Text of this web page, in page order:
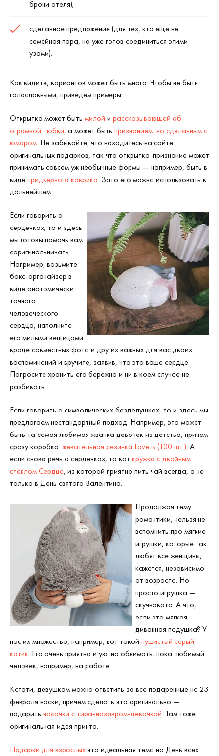
брони отеля);
сделанное предложение (для тех, кто еще не
семейная пара, но уже готов соединиться этими
узами).
Как видите, вариантов может быть много. Чтобы не быть
голословными, приведем примеры.
Открытка может быть милой и рассказывающей об
огромной любви, а может быть признанием, но сделанным с
юмором. Не забывайте, что находитесь на сайте
оригинальных подарков, так что открытка-признание может
принимать совсем уж необычные формы — например, быть в
видепридверного коврика. Зато его можно использовать в
дальнейшем.
Если говорить о
сердечках, то и здесь
мы готовы помочь вам
соригинальничать.
Например, возьмите
бокс-органайзер в
виде анатомически
точного
человеческого
сердца, наполните
его милыми вещицами
вроде совместных фото и других важных для вас двоих
воспоминаний и вручите, заявив, что это ваше сердце.
Попросите хранить его бережно и ни в коем случае не
разбивать.
Если говорить о символических безделушках, то и здесь мы
предлагаем нестандартный подход. Например, это может
быть та самая любимая жвачка девочек из детства, причем
сразу коробка: жевательная резинка Love is (100 шт.). А
если снова речь о сердечках, то вот кружка с двойным
стеклом Сердце, из которой приятно пить чай всегда, а не
только в День святого Валентина.
Продолжая тему
романтики, нельзя не
вспомнить про мягкие
игрушки, которые так
любят все женщины,
кажется, независимо
от возраста. Но
просто игрушка —
скучновато. А что,
если это мягкая
диванная подушка? У
нас их множество, например, вот такой пушистый серый
котик. Его очень приятно и уютно обнимать, пока любимый
человек, например, на работе.
Кстати, девушкам можно ответить за все подаренные на 23
февраля носки, причем сделать это оригинально —
подарить носочки с тираннозавром-девочкой. Там тоже
оригинальная идея принта.
Подарки для взрослыхэто идеальная тема на День всех